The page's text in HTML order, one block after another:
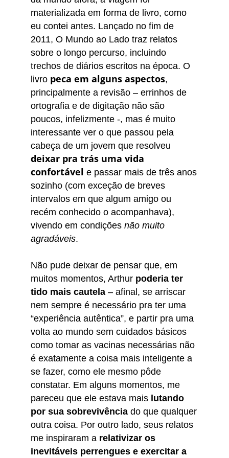
materializada em forma de livro, como
eu contei antes. Lançado no fim de
2011, O Mundo ao Lado traz relatos
sobre o longo percurso, incluindo
trechos de diários escritos na época. O
livro peca em alguns aspectos,
principalmente a revisão – errinhos de
ortografia e de digitação não são
poucos, infelizmente -, mas é muito
interessante ver o que passou pela
cabeça de um jovem que resolveu
deixar pra trás uma vida
confortável e passar mais de três anos
sozinho (com exceção de breves
intervalos em que algum amigo ou
recém conhecido o acompanhava),
vivendo em condições não muito
agradáveis.
Não pude deixar de pensar que, em
muitos momentos, Arthur poderia ter
tido mais cautela – afinal, se arriscar
nem sempre é necessário pra ter uma
“experiência autêntica”, e partir pra uma
volta ao mundo sem cuidados básicos
como tomar as vacinas necessárias não
é exatamente a coisa mais inteligente a
se fazer, como ele mesmo pôde
constatar. Em alguns momentos, me
pareceu que ele estava mais lutando
por sua sobrevivência do que qualquer
outra coisa. Por outro lado, seus relatos
me inspiraram a relativizar os
inevitáveis perrengues e exercitar a